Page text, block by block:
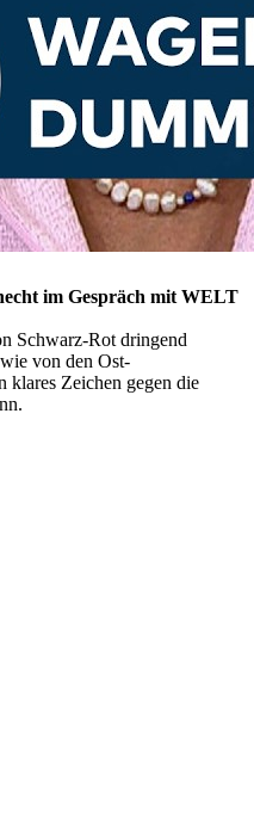
im Gespräch mit WELT
Schwarz-Rot dringend
von den Ost-
klares Zeichen gegen die